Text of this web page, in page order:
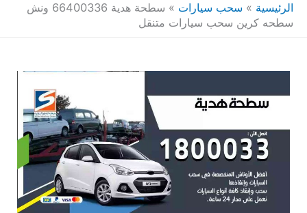
الرئيسية » سحب سيارات »
سطحة هدية 66400336 ونش
سطحه كرين سحب سيارات متنقل